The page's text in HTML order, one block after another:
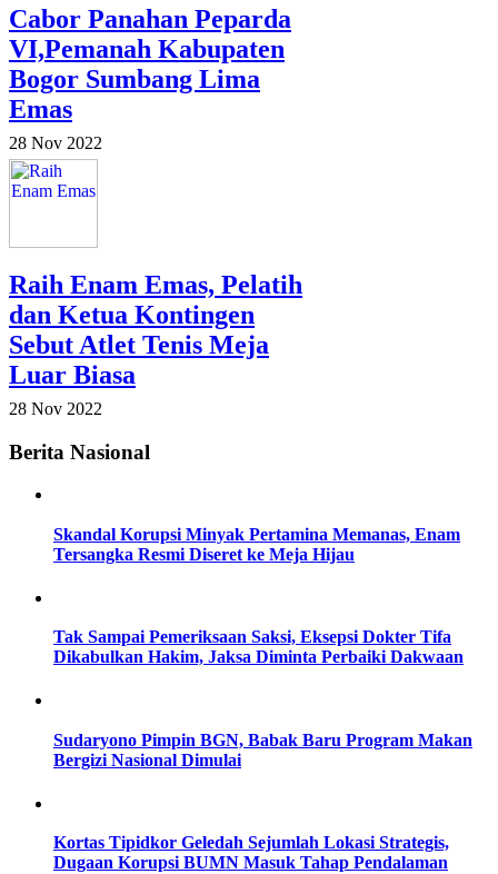
Cabor Panahan Peparda
VI,Pemanah Kabupaten
Bogor Sumbang Lima
Emas
28 Nov 2022
Raih Enam Emas, Pelatih
dan Ketua Kontingen
Sebut Atlet Tenis Meja
Luar Biasa
28 Nov 2022
Berita Nasional
Skandal Korupsi Minyak Pertamina Memanas, Enam
Tersangka Resmi Diseret ke Meja Hijau
Tak Sampai Pemeriksaan Saksi, Eksepsi Dokter Tifa
Dikabulkan Hakim, Jaksa Diminta Perbaiki Dakwaan
Sudaryono Pimpin BGN, Babak Baru Program Makan
Bergizi Nasional Dimulai
Kortas Tipidkor Geledah Sejumlah Lokasi Strategis,
Dugaan Korupsi BUMN Masuk Tahap Pendalaman